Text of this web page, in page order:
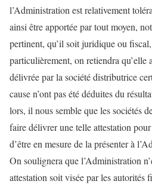
l’Administration est relativement
ainsi être apportée par tout moyen,
pertinent, qu’il soit juridique ou
particulièrement, on retiendra qu’elle
délivrée par la société distributrice
cause n’ont pas été déduites du
lors, il nous semble que les sociétés
faire délivrer une telle attestation
d’être en mesure de la présenter à
On soulignera que l’Administration
attestation soit visée par les autorités